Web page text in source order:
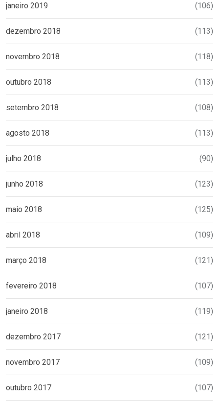
janeiro 2019 (106)
dezembro 2018 (113)
novembro 2018 (118)
outubro 2018 (113)
setembro 2018 (108)
agosto 2018 (113)
julho 2018 (90)
junho 2018 (123)
maio 2018 (125)
abril 2018 (109)
março 2018 (121)
fevereiro 2018 (107)
janeiro 2018 (119)
dezembro 2017 (121)
novembro 2017 (109)
outubro 2017 (107)